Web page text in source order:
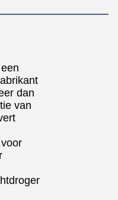
dan
van